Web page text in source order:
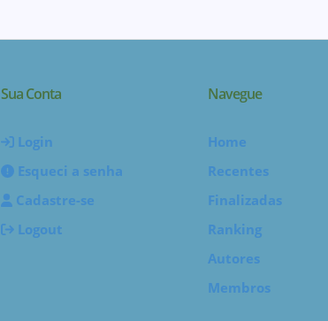
Sua Conta
Login
Esqueci a senha
Cadastre-se
Logout
Navegue
Home
Recentes
Finalizadas
Ranking
Autores
Membros